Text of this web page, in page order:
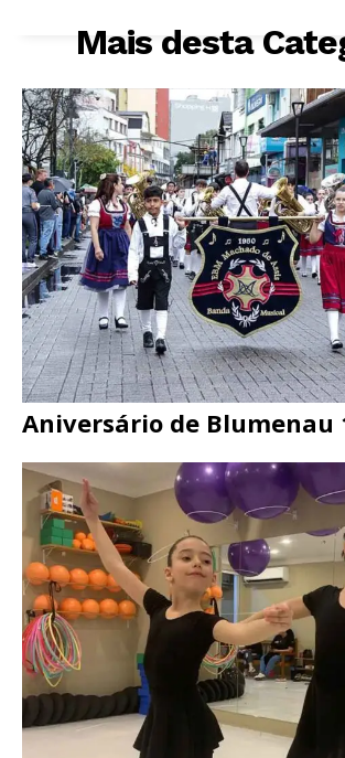
Mais desta
Aniversário de Blumenau